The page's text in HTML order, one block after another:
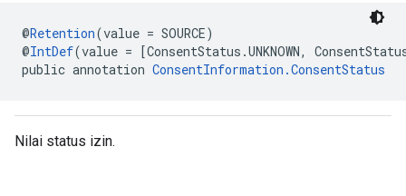
@Retention(value = SOURCE)
@IntDef(value = [ConsentStatus.UNKNOWN,
public annotation ConsentInformation.ConsentStatus
Nilai status izin.